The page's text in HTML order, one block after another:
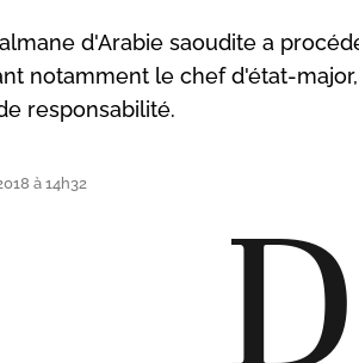
d'Arabie saoudite a
notamment le chef d'état-
responsabilité.
à 14h32 D